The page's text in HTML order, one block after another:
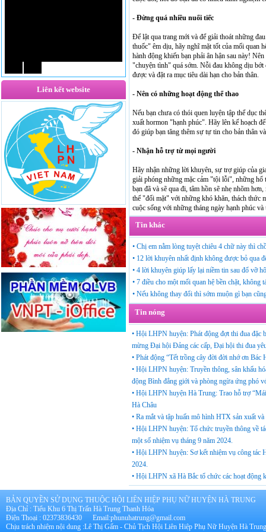
Liên kết website
- Đừng quá nhiều nuối tiếc
Để lật qua trang mới và để giải thoát những
thuốc" êm dịu, hãy nghĩ mặt tốt của mối quan
hành động khiến bạn phải ân hận sau này!
"chuyện tình" quá sớm. Nỗi đau không dịu
được và đặt ra mục tiêu dài hạn cho bản thân.
- Nên có những hoạt động thể thao
Nếu bạn chưa có thói quen luyện tập thể dục
xuất hormon "hạnh phúc". Hãy lên kế hoạch
đó giúp bạn tăng thêm sự tự tin cho bản thân
- Nhận hỗ trợ từ mọi người
Hãy nhận những lời khuyên, sự trợ giúp của
giải phóng những mặc cảm "tội lỗi", những hổ
bạn đã và sẽ qua đi, tâm hồn sẽ nhẹ nhõm
thể "đối mặt" với những khó khăn, thách thức
cuộc sống với những tháng ngày hạnh phúc
Tin khác
• Chị em nằm lòng tuyệt chiêu 4 chữ này thì
• 12 lời khuyên nhất định không được bỏ qua
• 4 lời khuyên giúp lấy lại niềm tin sau đổ vỡ
• 7 điều cho một mối quan hệ bền chặt, không
• Nếu không thay đổi thì sớm muộn gì bạn
Tin nóng
• Hội LHPN huyện: Phát động đợt thi đua đặc
mừng Đại hội Đảng các cấp, Đại hội thi đua
• Phát động “Tết trồng cây đời đời nhớ ơn Bác
• Hội LHPN huyện: Truyền thông, sân khấu
động Bình đẳng giới và phòng ngừa ứng phó
• Hội LHPN huyện Hà Trung: Trao hỗ trợ
Hà Châu
• Ra mắt và tập huấn mô hình HTX sản xuất
• Hội LHPN huyện: Tổ chức truyền thông về
một số nhiệm vụ tháng 9 năm 2024.
• Hội LHPN huyện: Sơ kết nhiệm vụ công tác
2024.
• Hội LHPN xã Hà Bắc tổ chức các hoạt động
BẢN QUYỀN SỬ DỤNG THUỘC HỘI LIÊN HIỆP PHỤ NỮ HUYỆN HÀ TRUNG
Địa Chỉ : Tiểu Khu 6 Thị Trấn Hà Trung Thanh Hóa
Điện Thoại : 02373836430 Email:phunuhatrung@gmail.com
Chịu trách nhiệm nội dung :Lê Thị Gấm - Chủ Tịch Hội Liên Hiệp Phụ Nữ Huyện Hà Trung